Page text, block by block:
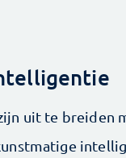
uit te breiden